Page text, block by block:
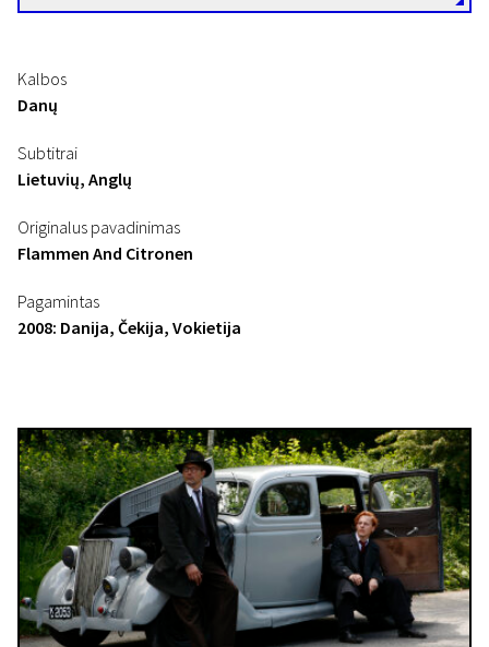
Kalbos
Danų
Subtitrai
Lietuvių, Anglų
Originalus pavadinimas
Flammen And Citronen
Pagamintas
2008: Danija, Čekija, Vokietija